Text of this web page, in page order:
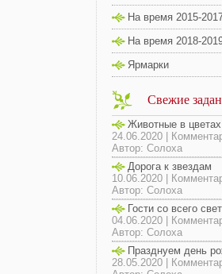
На время 2015-
На время 2018-
Ярмарки
Свежие
Животные в цветах
24.06.2020 |
Автор: Солоха
Дорога к звездам
10.06.2020 |
Автор: Солоха
Гости со всего
04.06.2020 |
Автор: Солоха
Празднуем день
28.05.2020 |